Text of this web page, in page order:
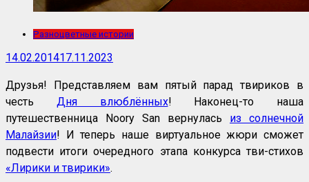
Разноцветные истории
14.02.201417.11.2023
Друзья! Представляем вам пятый парад твириков в
честь Дня влюблённых! Наконец-то наша
путешественница Noory San вернулась из солнечной
Малайзии! И теперь наше виртуальное жюри сможет
подвести итоги очередного этапа конкурса тви-стихов
«Лирики и твирики».